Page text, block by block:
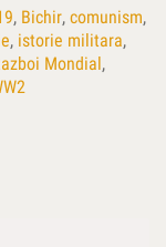
, Bichir, comunism,
, istorie militara,
Mondial ,